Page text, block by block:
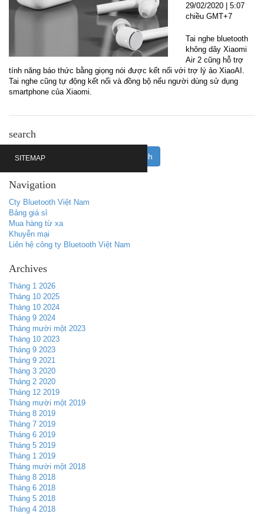
29/02/2020 | 5:07
chiều GMT+7
Tai nghe bluetooth
không dây Xiaomi
Air 2 cũng hỗ trợ
tính năng báo thức bằng giọng nói được kết nối với trợ lý ảo XiaoAI.
Tai nghe cũng tự động kết nối và đồng bộ nếu người dùng sử dụng
smartphone của Xiaomi.
search
Navigation
Cty Bluetooth Việt Nam
Bảng giá sỉ
Mua hàng từ xa
Khuyễn mại
Liên hệ công ty Bluetooth Việt Nam
SITEMAP
Archives
Tháng 1 2026
Tháng 10 2025
Tháng 10 2024
Tháng 9 2024
Tháng mười một 2023
Tháng 10 2023
Tháng 9 2023
Tháng 9 2021
Tháng 3 2020
Tháng 2 2020
Tháng 12 2019
Tháng mười một 2019
Tháng 8 2019
Tháng 7 2019
Tháng 6 2019
Tháng 5 2019
Tháng 1 2019
Tháng mười một 2018
Tháng 8 2018
Tháng 6 2018
Tháng 5 2018
Tháng 4 2018